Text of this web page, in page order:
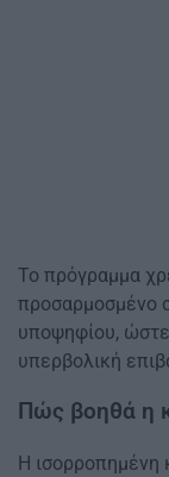
Το πρόγραμμα
προσαρμοσμένο
υποψηφίου,
υπερβολική
Πώς βοηθά η
Η ισορροπημένη